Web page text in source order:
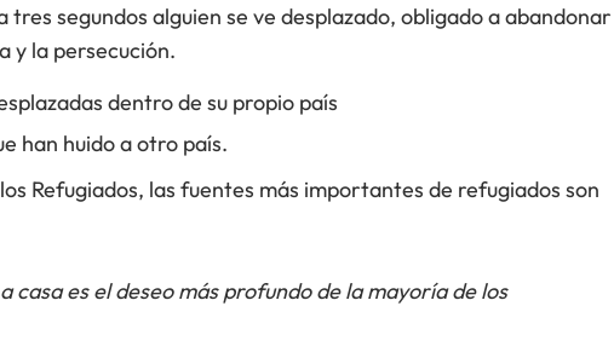
segundos alguien se ve desplazado, obligado a abandonar
y la persecución.
dentro de su propio país
han huido a otro país.
Refugiados, las fuentes más importantes de refugiados son
casa es el deseo más profundo de la mayoría de los